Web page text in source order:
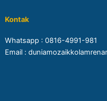
Kontak
Whatsapp : 0816-4991-981
Email :